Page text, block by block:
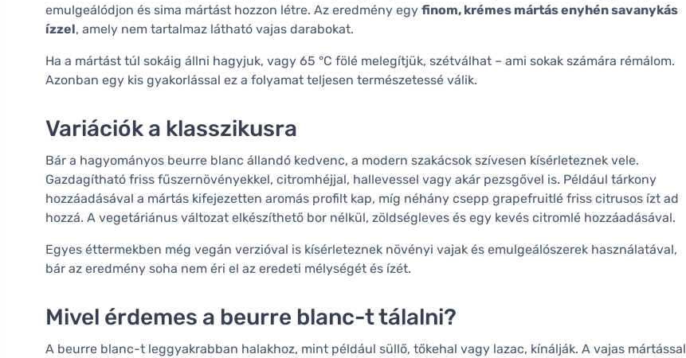
emulgeálódjon és sima mártást hozzon létre. Az eredmény egy finom, krémes mártás enyhén savanykás
ízzel, amely nem tartalmaz látható vajas darabokat.
Ha a mártást túl sokáig állni hagyjuk, vagy 65 °C fölé melegítjük, szétválhat – ami sokak számára rémálom.
Azonban egy kis gyakorlással ez a folyamat teljesen természetessé válik.
Variációk a klasszikusra
Bár a hagyományos beurre blanc állandó kedvenc, a modern szakácsok szívesen kísérleteznek vele.
Gazdagítható friss fűszernövényekkel, citromhéjjal, hallevessel vagy akár pezsgővel is. Például tárkony
hozzáadásával a mártás kifejezetten aromás profilt kap, míg néhány csepp grapefruitlé friss citrusos ízt ad
hozzá. A vegetáriánus változat elkészíthető bor nélkül, zöldségleves és egy kevés citromlé hozzáadásával.
Egyes éttermekben még vegán verzióval is kísérleteznek növényi vajak és emulgeálószerek használatával,
bár az eredmény soha nem éri el az eredeti mélységét és ízét.
Mivel érdemes a beurre blanc-t tálalni?
A beurre blanc-t leggyakrabban halakhoz, mint például süllő, tőkehal vagy lazac, kínálják. A vajas mártással